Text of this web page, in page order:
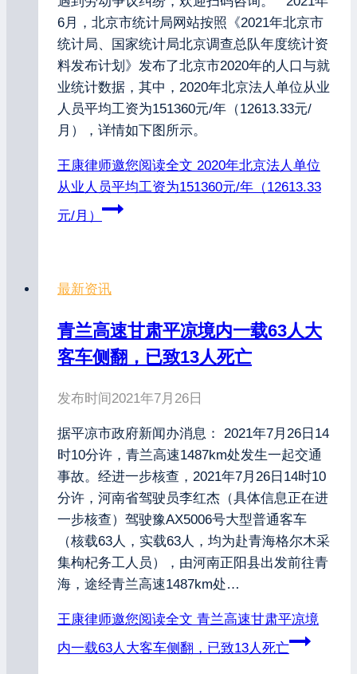
6月，北京市统计局网站按照《2021年北京市
统计局、国家统计局北京调查总队年度统计资
料发布计划》发布了北京市2020年的人口与就
业统计数据，其中，2020年北京法人单位从业
人员平均工资为151360元/年（12613.33元/
月），详情如下图所示。
王康律师邀您阅读全文 2020年北京法人单位
从业人员平均工资为151360元/年（12613.33
元/月）
最新资讯
青兰高速甘肃平凉境内一载63人大
客车侧翻，已致13人死亡
发布时间2021年7月26日
据平凉市政府新闻办消息： 2021年7月26日14
时10分许，青兰高速1487km处发生一起交通
事故。经进一步核查，2021年7月26日14时10
分许，河南省驾驶员李红杰（具体信息正在进
一步核查）驾驶豫AX5006号大型普通客车
（核载63人，实载63人，均为赴青海格尔木采
集枸杞务工人员），由河南正阳县出发前往青
海，途经青兰高速1487km处…
王康律师邀您阅读全文 青兰高速甘肃平凉境
内一载63人大客车侧翻，已致13人死亡